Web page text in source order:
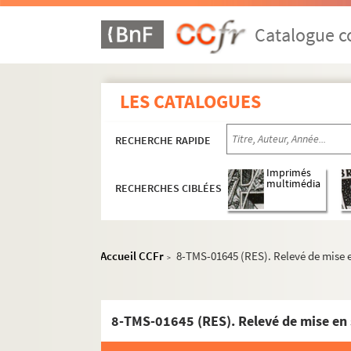
Catalogue
LES CATALOGUES
RECHERCHE RAPIDE
RECHERCHES CIBLÉES
Imprimés
multimédia
Accueil CCFr > 8-TMS-01645 (RES). Relevé de mise
8-TMS-01645 (RES). Relevé de mise en
Robert Cedric Sheriff. Miss Mabel : pièce en
Marcel Béliard. La mission de Frère
Jean Racine. Mithridate : tragédie en 5
Luc Morier. Le modèle : comédie en 1 acte.
Marguerite Duras. Moi, je m'appelle Kichen.
Robert Bodet. Moi, le mari : comédie en 3
Louis Beydts, Pierre Wolff, Henri Duvernois.
Paul Gavault, Georges Berr. Moins cinq :
Jean Conti et Georges Tednau. La "môme" :
Pierre Decourcelle. La môme aux beaux